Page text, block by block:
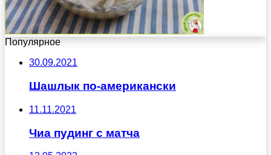
Популярное
30.09.2021
Шашлык по-американски
11.11.2021
Чиа пудинг с матча